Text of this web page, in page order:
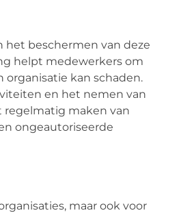
het beschermen van deze
helpt medewerkers om
kan schaden.
en het nemen van
regelmatig maken van
ongeautoriseerde
maar ook voor